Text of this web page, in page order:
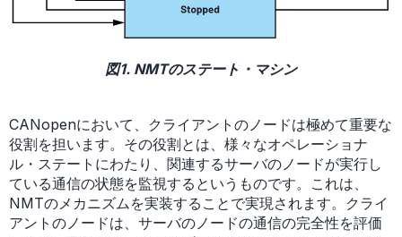
図1. NMTのステート・マシン
CANopenにおいて、クライアントのノードは極めて重要な
役割を担います。その役割とは、様々なオペレーショナ
ル・ステートにわたり、関連するサーバのノードが実行し
ている通信の状態を監視するというものです。これは、
NMTのメカニズムを実装することで実現されます。クライ
アントのノードは、サーバのノードの通信の完全性を評価